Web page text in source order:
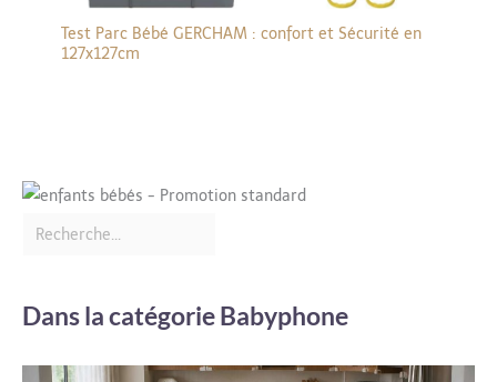
Test Parc Bébé GERCHAM : confort et Sécurité en
127x127cm
Dans la catégorie Babyphone